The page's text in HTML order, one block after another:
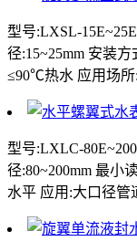
型号:LXSL-
径:15~25mm 安装
≤90℃热水 应用场所
型号:LXLC-
径:80~200mm 最小
水平 应用:大口径管